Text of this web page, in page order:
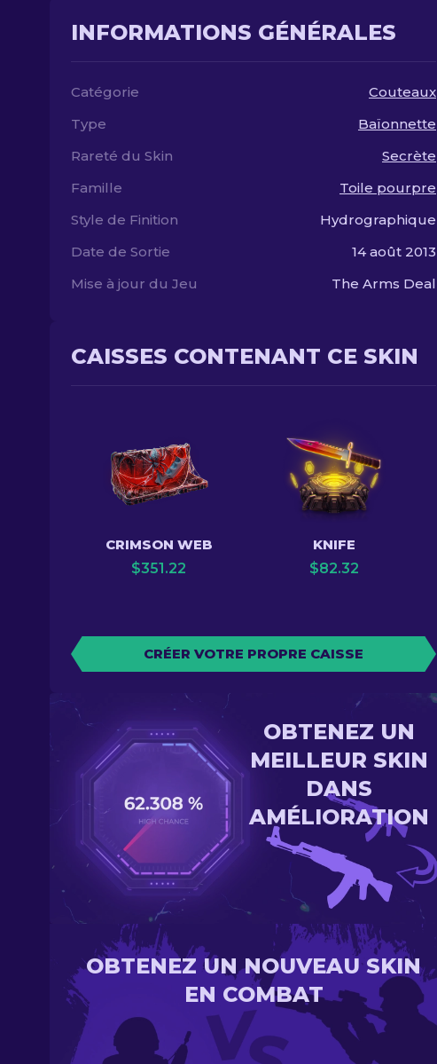
INFORMATIONS GÉNÉRALES
Catégorie
Couteaux
Type
Baïonnette
Rareté du Skin
Secrète
Famille
Toile pourpre
Style de Finition
Hydrographique
Date de Sortie
14 août 2013
Mise à jour du Jeu
The Arms Deal
CAISSES CONTENANT CE SKIN
CRIMSON WEB
$351.22
KNIFE
$82.32
CRÉER VOTRE PROPRE CAISSE
OBTENEZ UN
MEILLEUR SKIN
DANS
AMÉLIORATION
OBTENEZ UN NOUVEAU SKIN
EN COMBAT